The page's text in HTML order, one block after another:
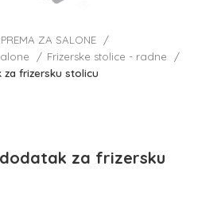
ZA SALONE
Frizerske stolice - radne
za frizersku stolicu
za frizersku